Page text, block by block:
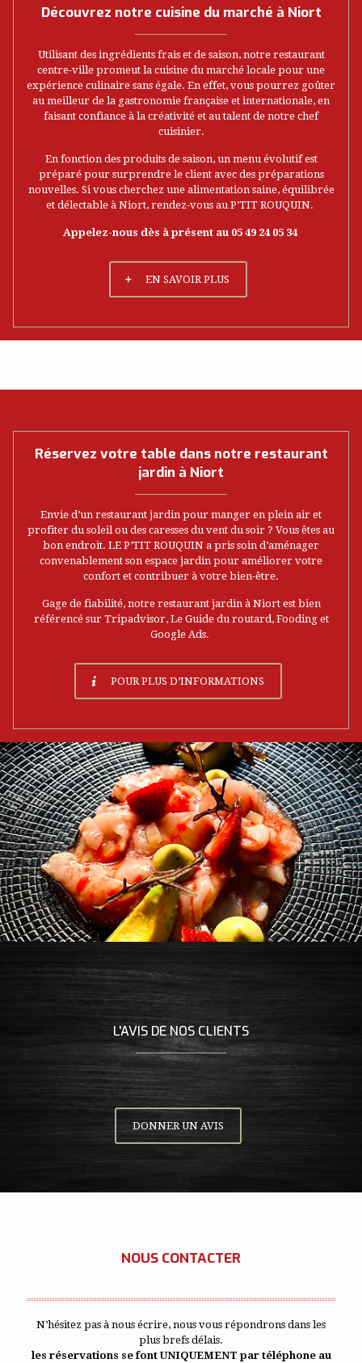
Découvrez notre cuisine du marché à Niort
Utilisant des ingrédients frais et de saison, notre restaurant
centre-ville promeut la cuisine du marché locale pour une
expérience culinaire sans égale. En effet, vous pourrez goûter
au meilleur de la gastronomie française et internationale, en
faisant confiance à la créativité et au talent de notre chef
cuisinier.
En fonction des produits de saison, un menu évolutif est
préparé pour surprendre le client avec des préparations
nouvelles. Si vous cherchez une alimentation saine, équilibrée
et délectable à Niort, rendez-vous au P’TIT ROUQUIN.
Appelez-nous dès à présent au 05 49 24 05 34
EN SAVOIR PLUS
Réservez votre table dans notre restaurant
jardin à Niort
Envie d’un restaurant jardin pour manger en plein air et
profiter du soleil ou des caresses du vent du soir ? Vous êtes au
bon endroit. LE P’TIT ROUQUIN a pris soin d’aménager
convenablement son espace jardin pour améliorer votre
confort et contribuer à votre bien-être.
Gage de fiabilité, notre restaurant jardin à Niort est bien
référencé sur Tripadvisor, Le Guide du routard, Fooding et
Google Ads.
POUR PLUS D’INFORMATIONS
L'AVIS DE NOS CLIENTS
DONNER UN AVIS
NOUS CONTACTER
N’hésitez pas à nous écrire, nous vous répondrons dans les
plus brefs délais.
les réservations se font UNIQUEMENT par téléphone au